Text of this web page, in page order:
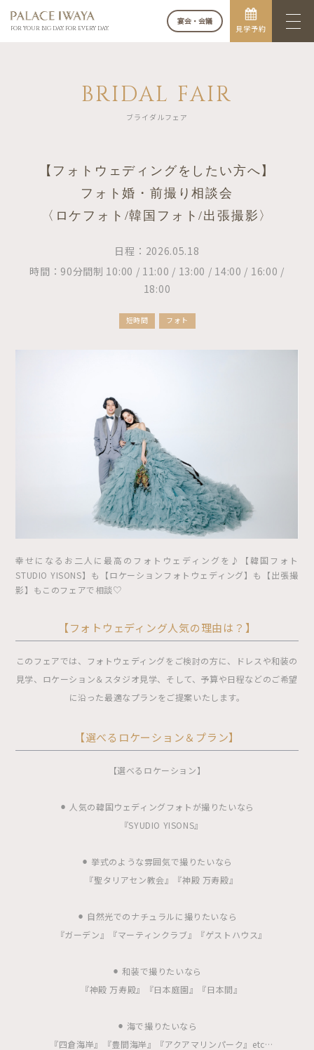
FOR YOUR BIG DAY. FOR EVERY DAY.
宴会・会議
見学予約
BRIDAL FAIR
ブライダルフェア
【フォトウェディングをしたい方へ】
フォト婚・前撮り相談会
〈ロケフォト/韓国フォト/出張撮影〉
日程：2026.05.18
時間：90分間制 10:00 / 11:00 / 13:00 / 14:00 / 16:00 /
18:00
短時間 フォト
幸せになるお二人に最高のフォトウェディングを♪【韓国フォト
STUDIO YISONS】も【ロケーションフォトウェディング】も【出張撮
影】もこのフェアで相談♡
【フォトウェディング人気の理由は？】
このフェアでは、フォトウェディングをご検討の方に、ドレスや和装の
見学、ロケーション＆スタジオ見学、そして、予算や日程などのご希望
に沿った最適なプランをご提案いたします。
【選べるロケーション＆プラン】
【選べるロケーション】
⚫︎ 人気の韓国ウェディングフォトが撮りたいなら
『SYUDIO YISONS』
⚫︎ 挙式のような雰囲気で撮りたいなら
『聖タリアセン教会』『神殿 万寿殿』
⚫︎ 自然光でのナチュラルに撮りたいなら
『ガーデン』『マーティンクラブ』『ゲストハウス』
⚫︎ 和装で撮りたいなら
『神殿 万寿殿』『日本庭園』『日本間』
⚫︎ 海で撮りたいなら
『四倉海岸』『豊間海岸』『アクアマリンパーク』etc…